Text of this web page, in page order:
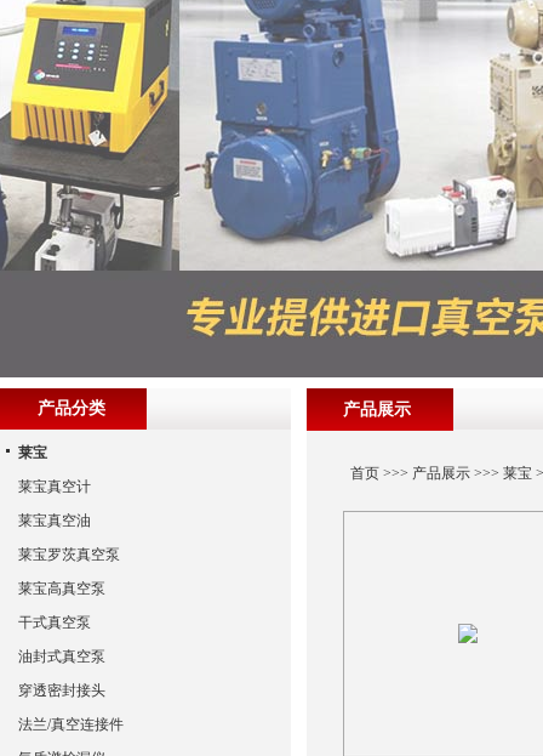
产品展示
首页>>> 产品展示>>> 莱宝
产品分类
莱宝
莱宝真空计
莱宝真空油
莱宝罗茨真空泵
莱宝高真空泵
干式真空泵
油封式真空泵
穿透密封接头
法兰/真空连接件